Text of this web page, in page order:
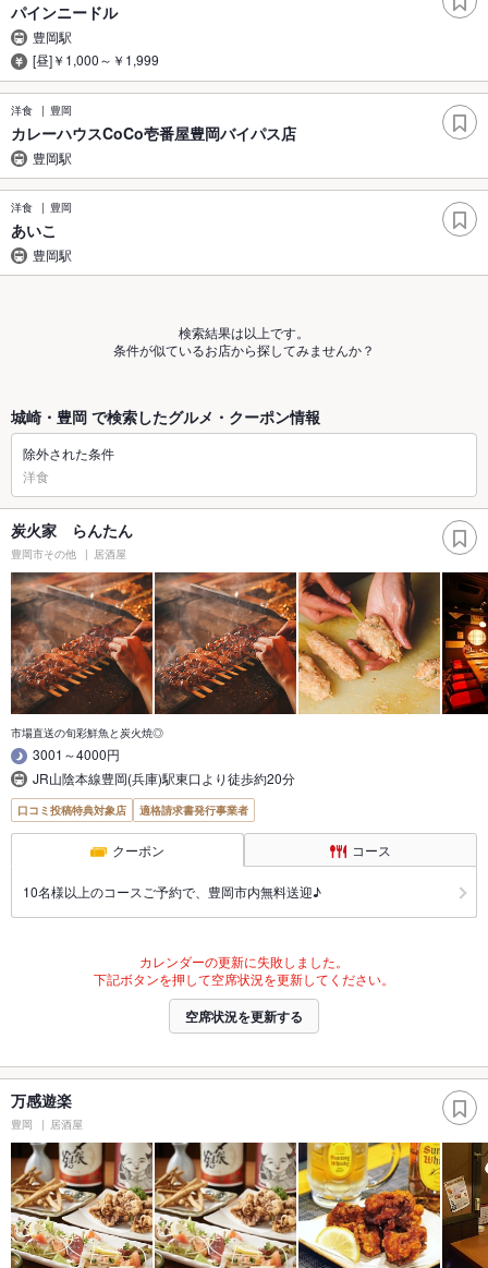
パインニードル
豊岡駅
[昼]￥1,000～￥1,999
洋食 豊岡
カレーハウスCoCo壱番屋豊岡バイパス店
豊岡駅
洋食 豊岡
あいこ
豊岡駅
検索結果は以上です。
条件が似ているお店から探してみませんか？
城崎・豊岡 で検索したグルメ・クーポン情報
除外された条件
洋食
炭火家 らんたん
豊岡市その他 居酒屋
市場直送の旬彩鮮魚と炭火焼◎
3001～4000円
JR山陰本線豊岡(兵庫)駅東口より徒歩約20分
口コミ投稿特典対象店 適格請求書発行事業者
クーポン コース
10名様以上のコースご予約で、豊岡市内無料送迎♪
カレンダーの更新に失敗しました。
下記ボタンを押して空席状況を更新してください。
空席状況を更新する
万感遊楽
豊岡 居酒屋